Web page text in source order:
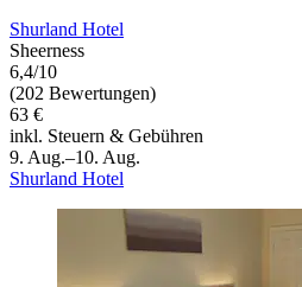
Shurland Hotel
Sheerness
6,4/10
(202 Bewertungen)
63 €
inkl. Steuern & Gebühren
9. Aug.–10. Aug.
Shurland Hotel